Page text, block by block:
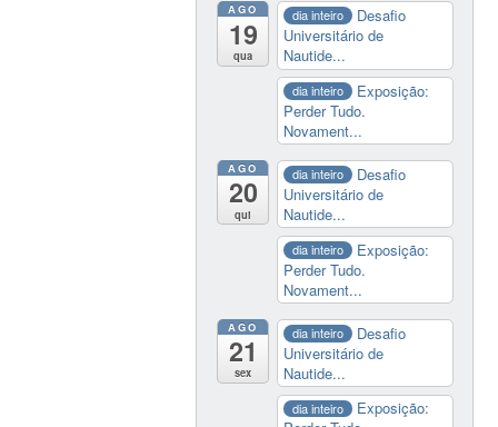
AGO
19
qua
dia inteiro
Desafio
Universitário de
Nautide...
dia inteiro
Exposição:
Perder Tudo.
Novament...
AGO
20
qui
dia inteiro
Desafio
Universitário de
Nautide...
dia inteiro
Exposição:
Perder Tudo.
Novament...
AGO
21
sex
dia inteiro
Desafio
Universitário de
Nautide...
dia inteiro
Exposição: